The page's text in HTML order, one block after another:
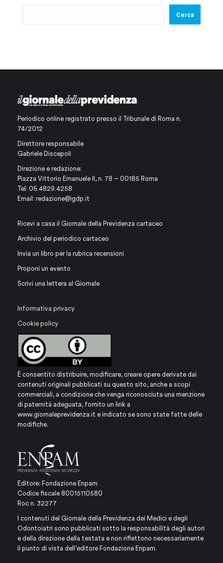
Cerca
Periodico online registrato presso il Tribunale di Roma n.
74/2012
Direttore responsabile
Gabriele Discepoli
Direzione e redazione:
Piazza Vittorio Emanuele II, n. 78 – 00185 Roma
Tel: 06.4829.4258
Email: redazione@igdp.it
Ricevi a casa il Giornale della Previdenza cartaceo
Archivio del periodico cartaceo
Invia un libro per la rubrica recensioni
Proponi un evento
Scrivi una lettera al Giornale
Informativa privacy
Cookie policy
È consentito distribuire, modificare, creare opere derivate dai
contenuti originali pubblicati su questo sito, anche a scopi
commerciali, a condizione che venga riconosciuta una menzione
di paternità adeguata, fornito un link a
www.giornaleprevidenza.it e indicato se sono state fatte delle
modifiche.
Editore: Fondazione Enpam
Codice fiscale 80015110580
Roc n. 32277
I contenuti del Giornale della Previdenza dei Medici e degli
Odontoiatri sono pubblicati sotto la responsabilità degli autori
e della direzione della testata e non riflettono necessariamente
il punto di vista dell’editore Fondazione Enpam.